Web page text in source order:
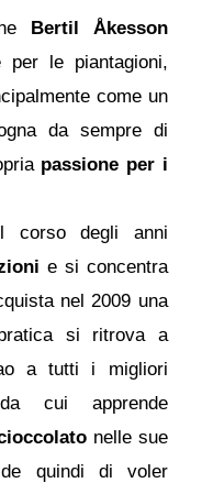
Bertil Åkesson
per le piantagioni,
come un
da sempre di
passione per i
corso degli anni
e si concentra
nel 2009 una
si ritrova a
a tutti i migliori
cui apprende
nelle sue
quindi di voler